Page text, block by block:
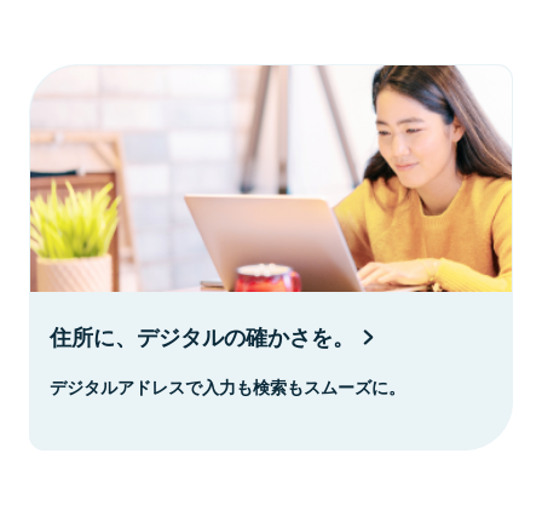
住所に、デジタルの確かさを。
デジタルアドレスで入力も検索もスムーズに。